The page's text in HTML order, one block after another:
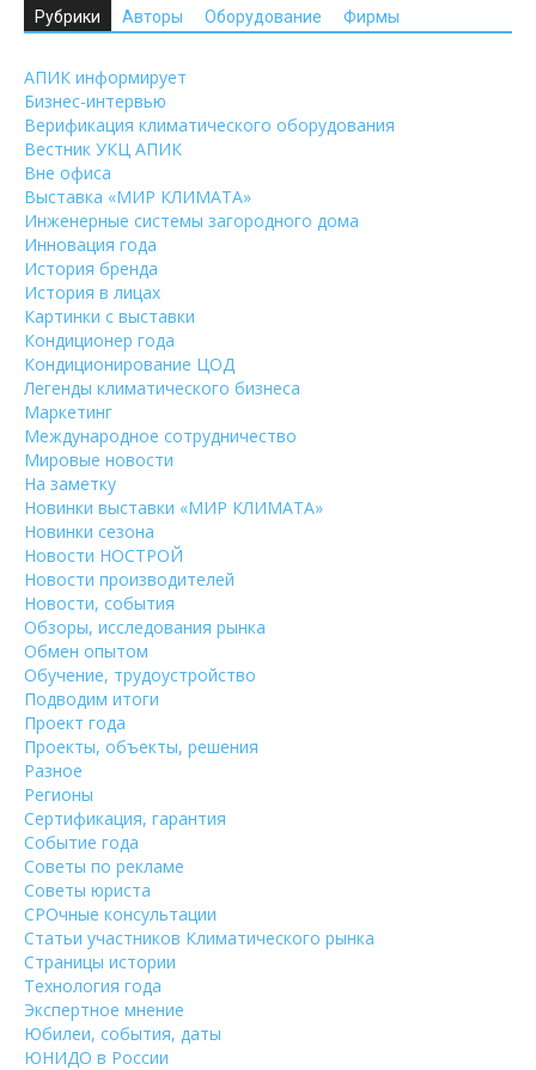
Рубрики Авторы Оборудование Фирмы
АПИК информирует
Бизнес-интервью
Верификация климатического оборудования
Вестник УКЦ АПИК
Вне офиса
Выставка «МИР КЛИМАТА»
Инженерные системы загородного дома
Инновация года
История бренда
История в лицах
Картинки с выставки
Кондиционер года
Кондиционирование ЦОД
Легенды климатического бизнеса
Маркетинг
Международное сотрудничество
Мировые новости
На заметку
Новинки выставки «МИР КЛИМАТА»
Новинки сезона
Новости НОСТРОЙ
Новости производителей
Новости, события
Обзоры, исследования рынка
Обмен опытом
Обучение, трудоустройство
Подводим итоги
Проект года
Проекты, объекты, решения
Разное
Регионы
Сертификация, гарантия
Событие года
Советы по рекламе
Советы юриста
СРОчные консультации
Статьи участников Климатического рынка
Страницы истории
Технология года
Экспертное мнение
Юбилеи, события, даты
ЮНИДО в России